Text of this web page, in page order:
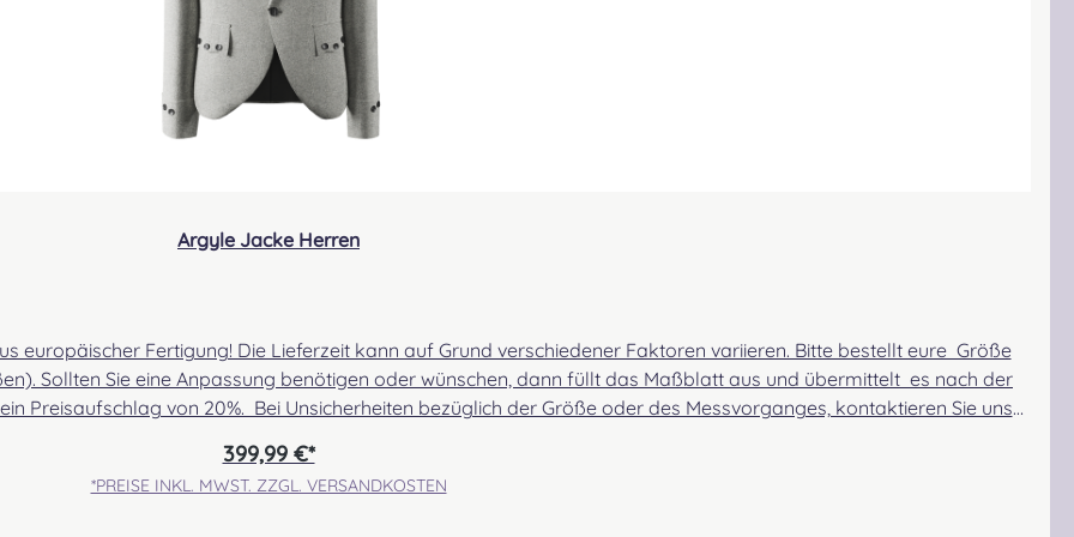
Argyle Jacke Herren
europäischer Fertigung! Die Lieferzeit kann auf Grund verschiedener Faktoren variieren. Bitte bestellt eure Größe
Sollten Sie eine Anpassung benötigen oder wünschen, dann füllt das Maßblatt aus und übermittelt es nach der
Preisaufschlag von 20%. Bei Unsicherheiten bezüglich der Größe oder des Messvorganges, kontaktieren Sie uns
Struktur. Der Cheviot ist im Vergleich zum Arrochar deutlich weicher und anschmiegsamer. Der Oban ist ein sehr
die Anfertigung von Highland Bekleidung verwendet. Er ist eng gewebt und zeigt eine sehr glatte, feine Struktur.
399,99 €*
*PREISE INKL. MWST. ZZGL. VERSANDKOSTEN